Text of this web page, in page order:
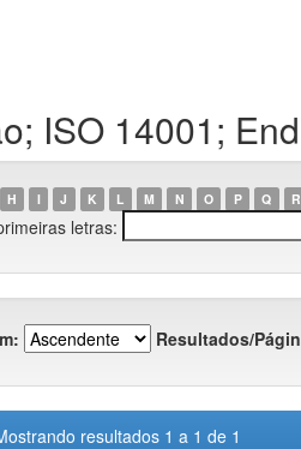
ISO 14001;
H I J K L M N O P Q R
letras:
Resultados/
resultados 1 a 1 de 1